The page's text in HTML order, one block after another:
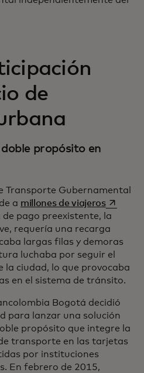
de
propósito en
Transporte Gubernamental
a millones de viajerosse abre
pago preexistente, la
requería una recarga
largas filas y demoras
luchaba por seguir el
la ciudad, lo que provocaba
en el sistema de tránsito.
Bogotá decidió
para lanzar una solución
propósito que integre la
transporte en las tarjetas
por instituciones
En febrero de 2015,